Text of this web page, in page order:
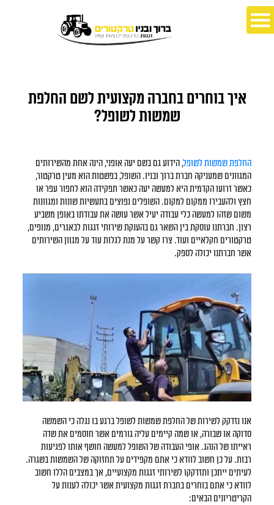
איך בוחרים בחברה מקצועית לשם החלפת
שמשות לשופל?
החלפת שמשות לשופל, הידוע גם בשם יעה אופני, הינה אחת מהשירותים
המגוונים שמעניקה חברת ברוך ובניו. השופל, בפשטות הוא מעין טרקטור,
כאשר זרועו הקדמית היא למעשה יעה כאשר תפקידה הוא לחפור עפר או
חצץ ולהעבירו ממקום למקום. השופלים נפוצים בתעשיות שונות ומגוונות
משום שזהו למעשה כלי עבודה יעיל אשר עושה את עבודתו באופן משביע
רצון. חברתנו עוסקת בין השאר גם בהענקת שירותי זגגות לבאגרים, מנופים,
טרקטורים חקלאיים ועוד. צרו קשר על מנת לגלות עוד על מגוון השירותים
אשר חברתנו יכולה לספק.
אנו נזדקק לשירות של החלפת שמשות לשופל ברגע בו נגלה כי השמשה
סדוקה או שבורה, או שמה קיימים עליה גורמים אשר חוסמים את שדה
ראייתו של הנהג. אופי העבודה של השופל למעשה חושף אותו לפגיעות
רבות. על כן חשוב לוודא כי אתם מקפידים על תחזוקה של השמשות בשגרה.
לעיתים ייתכן ותזדקקו לשירותי זגגות מקצועיים, אך במצבים הללו חשוב
לוודא כי אתם בוחרים בחברת זגגות מקצועית אשר יכולה לענות על
הקריטריונים הבאים: